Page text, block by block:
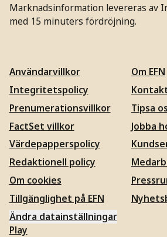
Marknadsinformation levereras av
med 15 minuters fördröjning.
Användarvillkor
Integritetspolicy
Prenumerationsvillkor
FactSet villkor
Värdepapperspolicy
Redaktionell policy
Om cookies
Tillgänglighet på EFN
Ändra datainställningar
Om EFN
Tipsa
Jobba
Play